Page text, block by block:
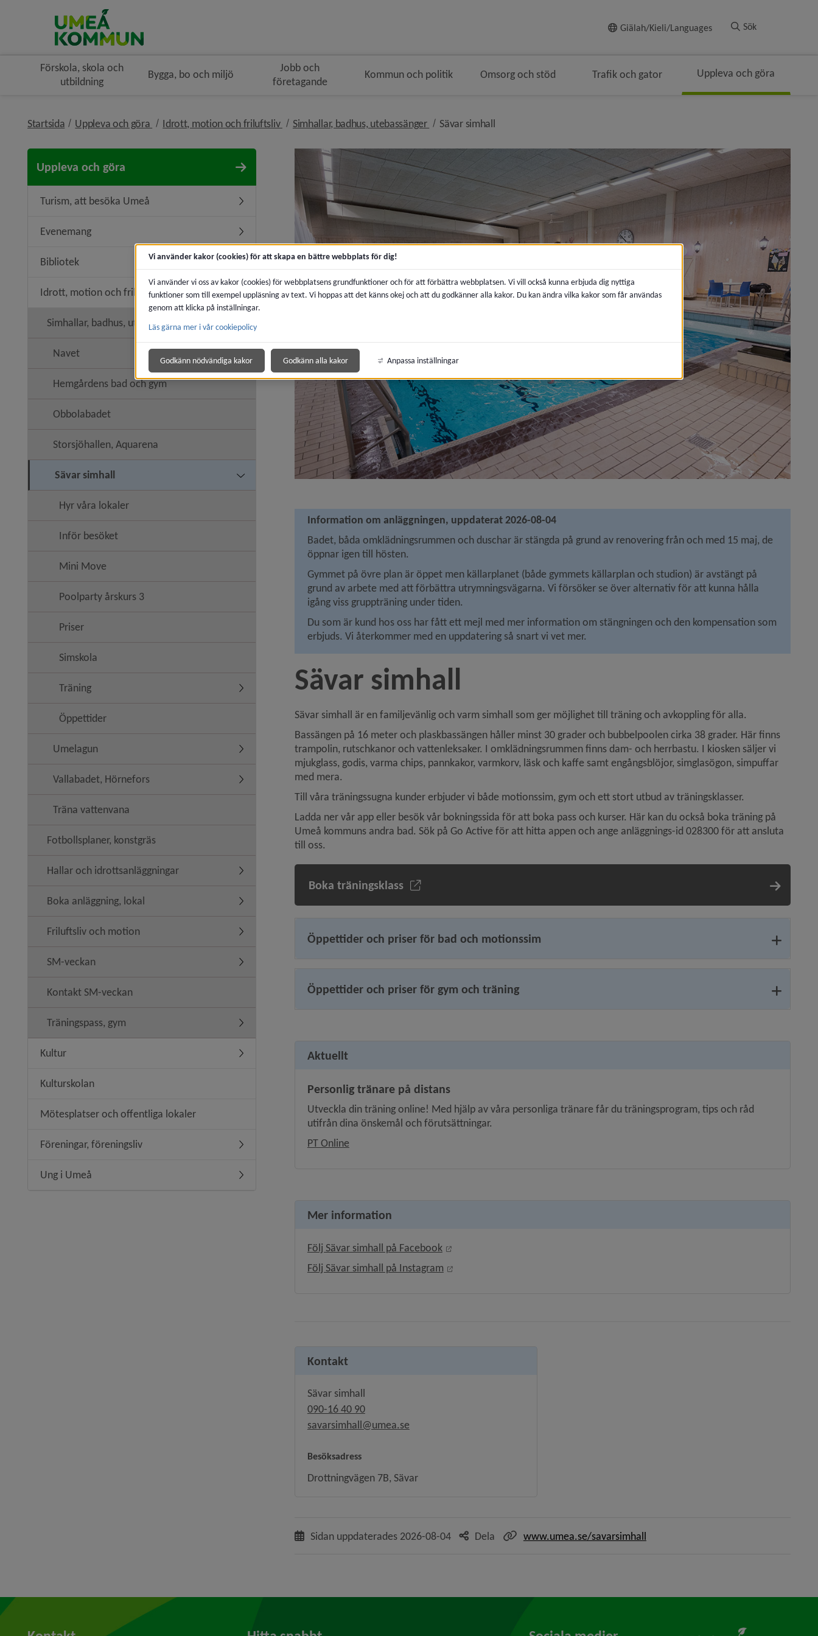
Giälah/Kieli/Languages Sök
Förskola, skola och
utbildning
Bygga, bo och miljö
Jobb och
företagande
Kommun och politik Omsorg och stöd Trafik och gator Uppleva och göra
Startsida Uppleva och göra nivå i brödsmulenavigeringen
Idrott, motion och friluftsliv nivå i brödsmulenavigeringen
Simhallar, badhus, utebassänger nivå i brödsmulenavigeringen
Sävar simhallnivå i brödsmulenavigeringen
Uppleva och göra
Turism, att besöka Umeå Undermeny för Turism, att besöka Umeå
Evenemang Undermeny för Evenemang
Bibliotek
Idrott, motion och friluftsliv Undermeny för Idrott, motion och friluftsliv
Simhallar, badhus, utebassänger Undermeny för Simhallar, badhus, utebassänger
Navet
Hemgårdens bad och gym
Obbolabadet
Storsjöhallen, Aquarena
Sävar simhall Undermeny för Sävar simhall
Hyr våra lokaler
Inför besöket
Mini Move
Poolparty årskurs 3
Priser
Simskola
Träning Undermeny för Träning
Öppettider
Umelagun Undermeny för Umelagun
Vallabadet, Hörnefors Undermeny för Vallabadet, Hörnefors
Träna vattenvana
Fotbollsplaner, konstgräs
Hallar och idrottsanläggningar Undermeny för Hallar och idrottsanläggningar
Boka anläggning, lokal Undermeny för Boka anläggning, lokal
Friluftsliv och motion Undermeny för Friluftsliv och motion
SM-veckan Undermeny för SM-veckan
Kontakt SM-veckan
Träningspass, gym Undermeny för Träningspass, gym
Kultur Undermeny för Kultur
Kulturskolan
Mötesplatser och offentliga lokaler
Föreningar, föreningsliv Undermeny för Föreningar, föreningsliv
Ung i Umeå Undermeny för Ung i Umeå
Information om anläggningen, uppdaterat 2026-08-04
Badet, båda omklädningsrummen och duschar är stängda på grund av renovering från och med 15 maj, de
öppnar igen till hösten.
Gymmet på övre plan är öppet men källarplanet (både gymmets källarplan och studion) är avstängt på
grund av arbete med att förbättra utrymningsvägarna. Vi försöker se över alternativ för att kunna hålla
igång viss gruppträning under tiden.
Du som är kund hos oss har fått ett mejl med mer information om stängningen och den kompensation som
erbjuds. Vi återkommer med en uppdatering så snart vi vet mer.
Sävar simhall
Sävar simhall är en familjevänlig och varm simhall som ger möjlighet till träning och avkoppling för alla.
Bassängen på 16 meter och plaskbassängen håller minst 30 grader och bubbel­poolen cirka 38 grader. Här finns
trampolin, rutschkanor och vattenleksaker. I omklädningsrummen finns dam- och herrbastu. I kiosken säljer vi
mjuk­glass, godis, varma chips, pannkakor, varmkorv, läsk och kaffe samt engångsblöjor, simglasögon, simpuffar
med mera.
Till våra träningssugna kunder erbjuder vi både motionssim, gym och ett stort utbud av träningsklasser.
Ladda ner vår app eller besök vår bokningssida för att boka pass och kurser. Här kan du också boka träning på
Umeå kommuns andra bad. Sök på Go Active för att hitta appen och ange anläggnings-id 028300 för att ansluta
till oss.
Boka träningsklass
Öppettider och priser för bad och motionssim
Öppettider och priser för gym och träning
Aktuellt
Personlig tränare på distans
Utveckla din träning online! Med hjälp av våra personliga tränare får du träningsprogram, tips och råd
utifrån dina önskemål och förutsättningar.
PT Online
Mer information
Följ Sävar simhall på Facebook
Länk till annan webbplats, öppnas i nytt fönster.
Följ Sävar simhall på Instagram
Länk till annan webbplats, öppnas i nytt fönster.
Kontakt
Sävar simhall
090-16 40 90
savarsimhall@umea.se
Besöksadress
Drottningvägen 7B, Sävar
Sidan uppdaterades 2026-08-04 Dela www.umea.se/savarsimhall
Vi använder kakor (cookies) för att skapa en bättre webbplats för dig!
Vi använder vi oss av kakor (cookies) för webbplatsens grundfunktioner och för att förbättra webbplatsen. Vi vill också kunna erbjuda dig nyttiga
funktioner som till exempel uppläsning av text. Vi hoppas att det känns okej och att du godkänner alla kakor. Du kan ändra vilka kakor som får användas
genom att klicka på inställningar.
Läs gärna mer i vår cookiepolicy
Godkänn nödvändiga kakor Godkänn alla kakor Anpassa inställningar